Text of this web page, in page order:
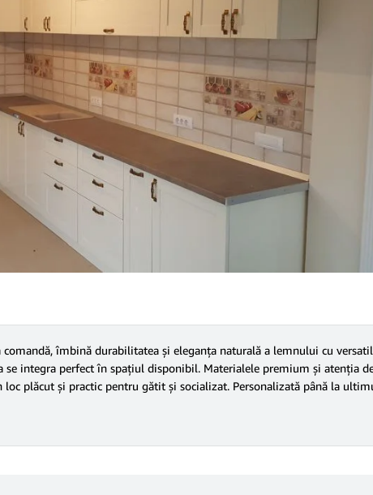
îmbină durabilitatea și eleganța naturală a lemnului cu
integra perfect în spațiul disponibil. Materialele premium și atenția
plăcut și practic pentru gătit și socializat. Personalizată până la